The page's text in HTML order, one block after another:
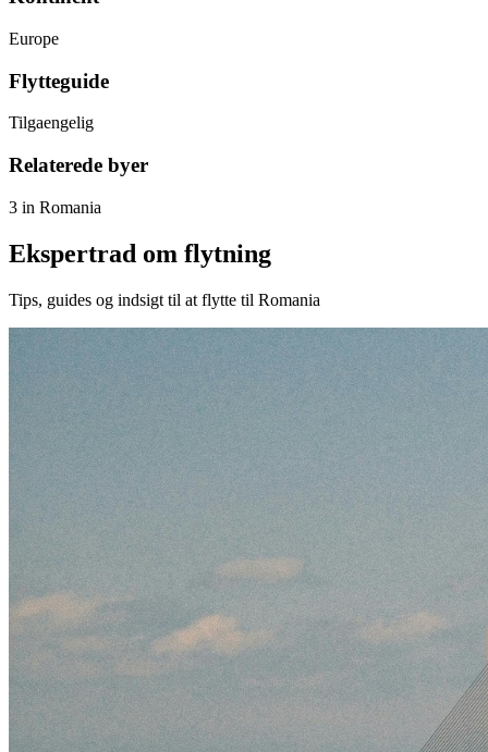
Europe
Flytteguide
Tilgaengelig
Relaterede byer
3 in Romania
Ekspertrad om flytning
Tips, guides og indsigt til at flytte til Romania